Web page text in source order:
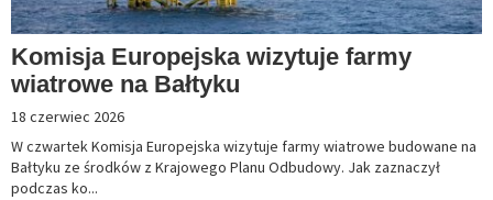
Komisja Europejska wizytuje farmy
wiatrowe na Bałtyku
18 czerwiec 2026
W czwartek Komisja Europejska wizytuje farmy wiatrowe budowane na
Bałtyku ze środków z Krajowego Planu Odbudowy. Jak zaznaczył
podczas ko...